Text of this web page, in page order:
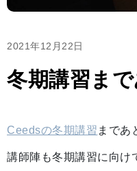
2021年12月22日
冬期講習ま
Ceedsの冬期講習 まであ
講師陣も冬期講習に向け